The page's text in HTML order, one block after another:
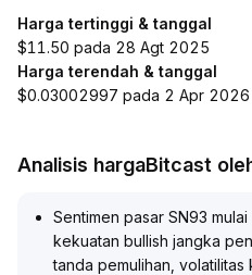
Harga tertinggi & tanggal
$11.50 pada 28 Agt 2025
Harga terendah & tanggal
$0.03002997 pada 2 Apr 2026
Analisis hargaBitcast
Sentimen pasar SN93
kekuatan bullish jangka
tanda pemulihan, volatilitas